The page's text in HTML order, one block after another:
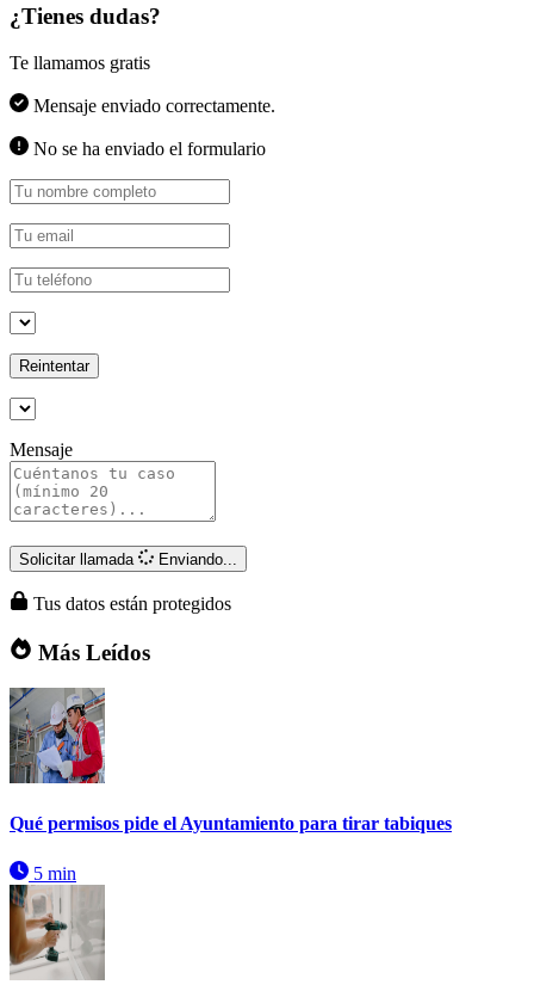
¿Tienes dudas?
Te llamamos gratis
Mensaje enviado correctamente.
No se ha enviado el formulario
Reintentar
Mensaje
Solicitar llamada Enviando...
Tus datos están protegidos
Más Leídos
Qué permisos pide el Ayuntamiento para tirar tabiques
5 min